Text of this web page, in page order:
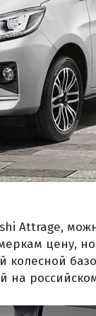
Attrage,
цену,
на